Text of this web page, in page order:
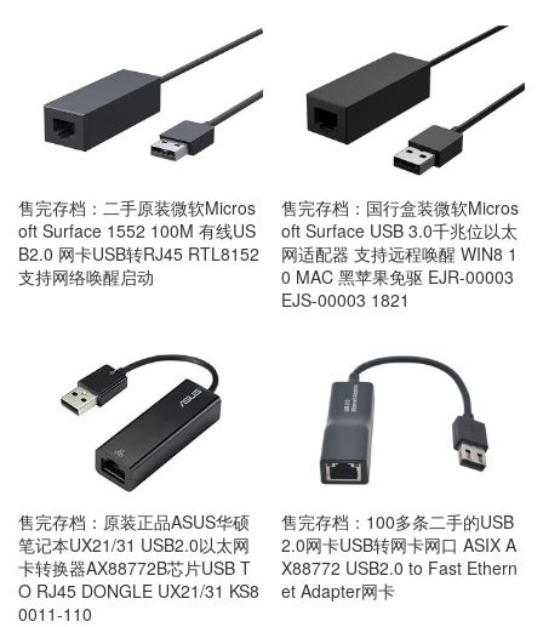
售完存档：二手原装微软Micros
oft Surface 1552 100M 有线US
B2.0 网卡USB转RJ45 RTL8152
支持网络唤醒启动
售完存档：国行盒装微软Micros
oft Surface USB 3.0千兆位以太
网适配器 支持远程唤醒 WIN8 1
0 MAC 黑苹果免驱 EJR-00003
EJS-00003 1821
售完存档：原装正品ASUS华硕
笔记本UX21/31 USB2.0以太网
卡转换器AX88772B芯片USB T
O RJ45 DONGLE UX21/31 KS8
0011-110
售完存档：100多条二手的USB
2.0网卡USB转网卡网口 ASIX A
X88772 USB2.0 to Fast Ethern
et Adapter网卡